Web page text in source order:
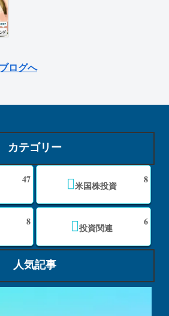
カテゴリー
47
米国株投資
8
8
投資関連
6
人気記事